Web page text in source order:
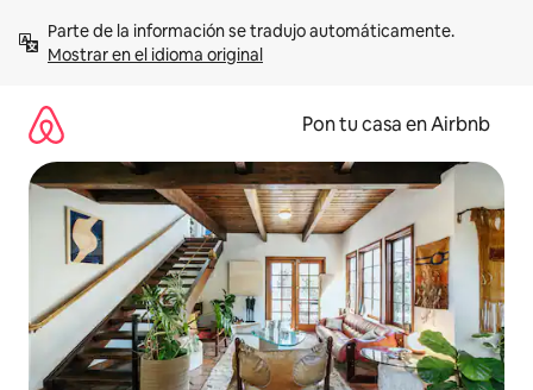
contenidoMostrar en el idioma original
Pon tu casa en Airbnb